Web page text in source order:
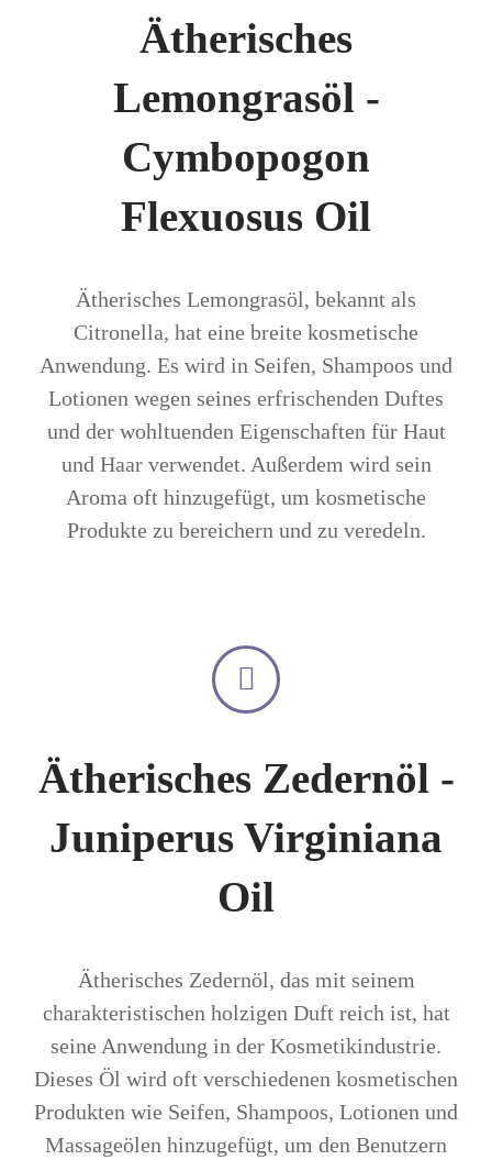
Ätherisches
Lemongrasöl -
Cymbopogon
Flexuosus Oil
Ätherisches Lemongrasöl, bekannt als
Citronella, hat eine breite kosmetische
Anwendung. Es wird in Seifen, Shampoos und
Lotionen wegen seines erfrischenden Duftes
und der wohltuenden Eigenschaften für Haut
und Haar verwendet. Außerdem wird sein
Aroma oft hinzugefügt, um kosmetische
Produkte zu bereichern und zu veredeln.
Ätherisches Zedernöl -
Juniperus Virginiana
Oil
Ätherisches Zedernöl, das mit seinem
charakteristischen holzigen Duft reich ist, hat
seine Anwendung in der Kosmetikindustrie.
Dieses Öl wird oft verschiedenen kosmetischen
Produkten wie Seifen, Shampoos, Lotionen und
Massageölen hinzugefügt, um den Benutzern